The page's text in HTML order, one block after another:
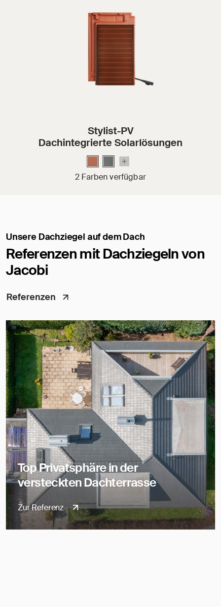
Stylist-PV
Dachintegrierte Solarlösungen
2 Farben verfügbar
Unsere Dachziegel auf dem Dach
Referenzen mit Dachziegeln von
Jacobi
Referenzen
Top Privatsphäre in der
versteckten Dachterrasse
Zur Referenz